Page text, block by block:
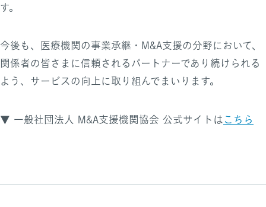
す。
今後も、医療機関の事業承継・M&A支援の分野において、
関係者の皆さまに信頼されるパートナーであり続けられる
よう、サービスの向上に取り組んでまいります。
▼ 一般社団法人 M&A支援機関協会 公式サイトはこちら